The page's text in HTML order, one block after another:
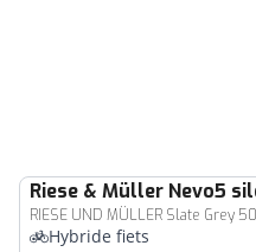
Riese & Müller Nevo5
RIESE UND MÜLLER Slate Grey
Hybride fiets